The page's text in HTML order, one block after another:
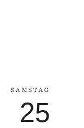
SAMSTAG
25